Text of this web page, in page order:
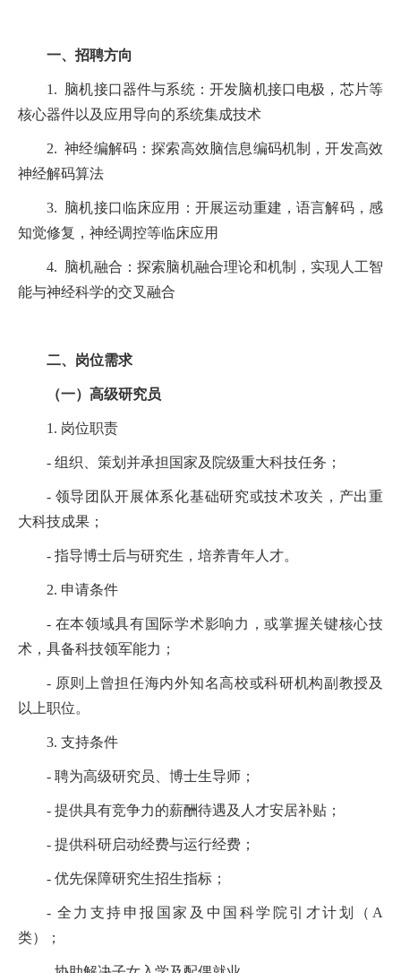
一、招聘方向
1. 脑机接口器件与系统：开发脑机接口电极，芯片等
核心器件以及应用导向的系统集成技术
2. 神经编解码：探索高效脑信息编码机制，开发高效
神经解码算法
3. 脑机接口临床应用：开展运动重建，语言解码，感
知觉修复，神经调控等临床应用
4. 脑机融合：探索脑机融合理论和机制，实现人工智
能与神经科学的交叉融合
二、岗位需求
（一）高级研究员
1. 岗位职责
- 组织、策划并承担国家及院级重大科技任务；
- 领导团队开展体系化基础研究或技术攻关，产出重
大科技成果；
- 指导博士后与研究生，培养青年人才。
2. 申请条件
- 在本领域具有国际学术影响力，或掌握关键核心技
术，具备科技领军能力；
- 原则上曾担任海内外知名高校或科研机构副教授及
以上职位。
3. 支持条件
- 聘为高级研究员、博士生导师；
- 提供具有竞争力的薪酬待遇及人才安居补贴；
- 提供科研启动经费与运行经费；
- 优先保障研究生招生指标；
- 全力支持申报国家及中国科学院引才计划（A
类）；